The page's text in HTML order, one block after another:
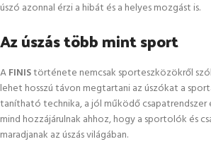
úszó azonnal érzi a hibát és a helyes mozgást is.
Az úszás több mint sport
AFINIStörténete nemcsak sporteszközökről
lehet hosszú távon megtartani az úszókat a
tanítható technika, a jól működő csapatrendszer
mind hozzájárulnak ahhoz, hogy a sportolók és
maradjanak az úszás világában.